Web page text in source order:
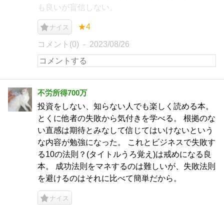
も良いが盲信しない。
ナイス ★4
コメント(0) 2023/08/26
不労所得700万
投資をしない、知らない人でも楽しく読める本。
とくに他者の失敗から気付きを学べる。 根拠のな
い直感は期待とみなして信じてはいけないという
な内容が勉強になった。 これとビジネスで失敗す
る10の法則？(タイトルうろ覚え)は戒めになる良
本。 成功法則をマネするのは難しいが、失敗法則
を避けるのはそれに比べて簡単だから。
ナイス